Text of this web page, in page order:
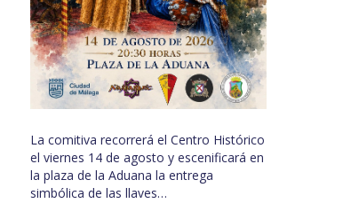
La comitiva recorrerá el Centro Histórico
el viernes 14 de agosto y escenificará en
la plaza de la Aduana la entrega
simbólica de las llaves…